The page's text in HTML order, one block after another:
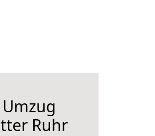
Ruhr